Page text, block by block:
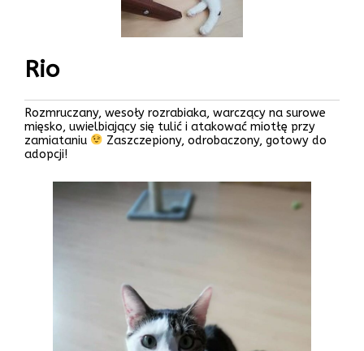
Rio
Rozmruczany, wesoły rozrabiaka, warczący na surowe
mięsko, uwielbiający się tulić i atakować miotłę przy
zamiataniu
Zaszczepiony, odrobaczony, gotowy do
adopcji!